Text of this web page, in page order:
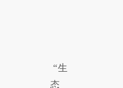
“生
态